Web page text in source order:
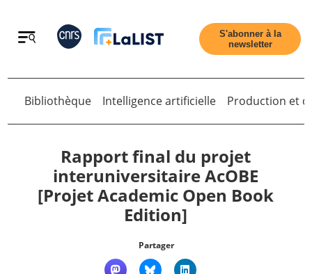
Retour
Accueil
S'abonner à la
newsletter
Retour
Bibliothèque Intelligence artificielle Production et
Rapport final du projet
interuniversitaire AcOBE
[Projet Academic Open Book
Edition]
Partager